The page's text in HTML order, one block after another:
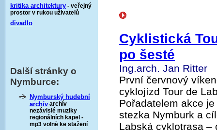
kritika architektury - veřejný
prostor v rukou uživatelů
divadlo
Další stránky o
Nymburce:
Nymburský hudební
archív archív
nezávislé muziky
regionálních kapel -
mp3 volně ke stažení
Cyklistická
po šesté
Ing.arch. Jan Ritter
První červnový
cyklojízd Tour de
Pořadatelem akce
stezka Nymburk a
Labská cyklotrasa –